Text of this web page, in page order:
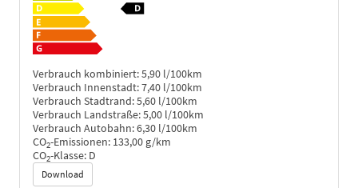
Verbrauch kombiniert:5,90 l/100km
Verbrauch Innenstadt:7,40 l/100km
Verbrauch Stadtrand:5,60 l/100km
Verbrauch Landstraße:5,00 l/100km
Verbrauch Autobahn:6,30 l/100km
CO2-Emissionen: 133,00 g/km
CO2-Klasse: D
Download